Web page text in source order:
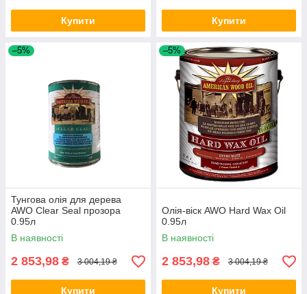
Купити Купити
–5%
Тунгова олія для дерева
AWO Clear Seal прозора
0.95л
В наявності
2 853,98 ₴ 3 004,19 ₴
Купити
–5%
Олія-віск AWO Hard Wax Oil
0.95л
В наявності
2 853,98 ₴ 3 004,19 ₴
Купити